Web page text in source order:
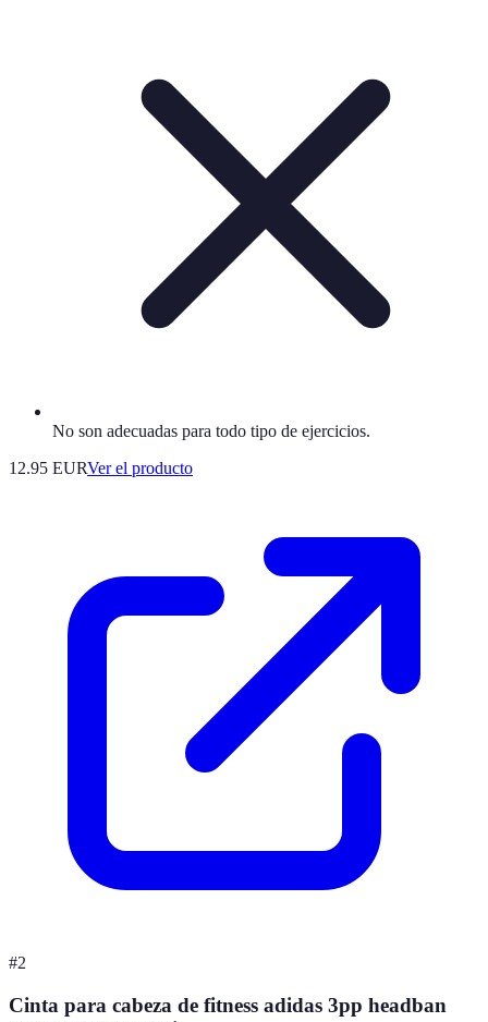
No son adecuadas para todo tipo de ejercicios.
12.95 EURVer el producto
#2
Cinta para cabeza de fitness adidas 3pp headban